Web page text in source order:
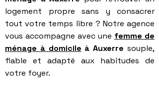
logement propre sans y consacrer
tout votre temps libre ? Notre agence
vous accompagne avec une femme de
ménage à domicile à Auxerre souple,
fiable et adapté aux habitudes de
votre foyer.